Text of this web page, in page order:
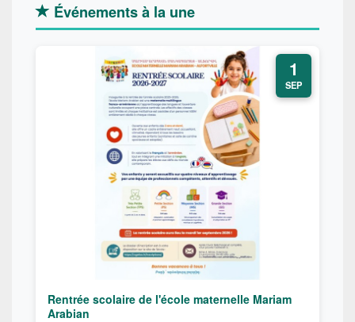
Événements à la une
1
SEP
Rentrée scolaire de l'école maternelle Mariam
Arabian